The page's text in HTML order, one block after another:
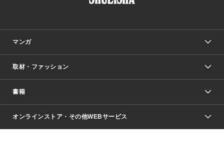
マンガ
少年マンガ
Vジャンプ
週刊ヤングジャンプ
少女マンガ
取材・ファッション
Seventeen
芸能・情報・スポーツ
書籍
文芸・文庫・総合
オンラインストア・その他WEBサービス